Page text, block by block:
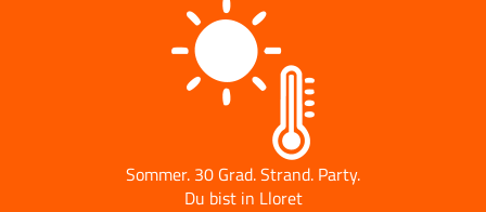
Sommer. 30 Grad. Strand. Party.
Du bist in Lloret